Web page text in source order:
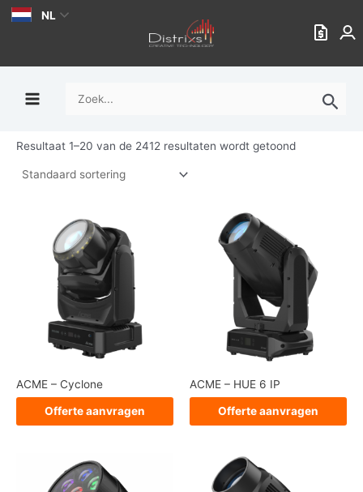
Ga
inhoud
NL
Zoek
Resultaat 1–20 van de 2412 resultaten wordt getoond
ACME – Cyclone
Offerte aanvragen
ACME – HUE 6 IP
Offerte aanvragen